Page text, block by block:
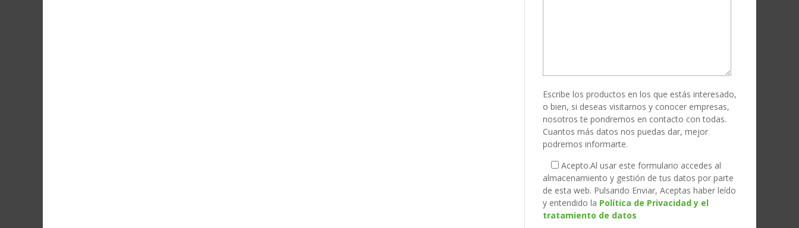
Escribe los productos en los que estás interesado,
o bien, si deseas visitarnos y conocer empresas,
nosotros te pondremos en contacto con todas.
Cuantos más datos nos puedas dar, mejor
podremos informarte.
Acepto.Al usar este formulario accedes al
almacenamiento y gestión de tus datos por parte
de esta web. Pulsando Enviar, Aceptas haber leído
y entendido la Política de Privacidad y el
tratamiento de datos